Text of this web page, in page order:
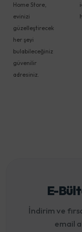
Home Store,
evinizi
güzelleştirecek
her şeyi
bulabileceğiniz
güvenilir
adresiniz.
E-
İndirim ve
email